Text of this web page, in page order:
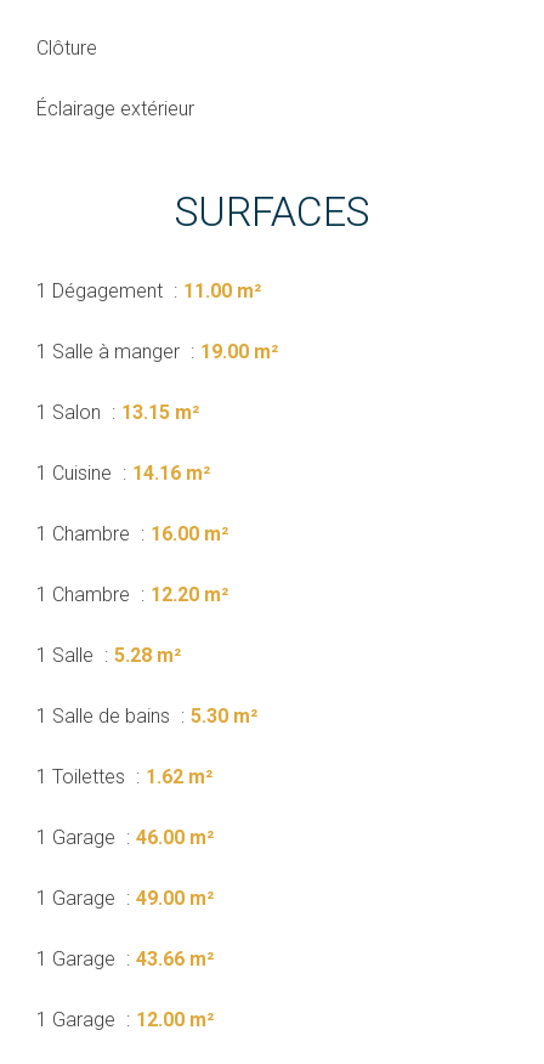
Clôture
Éclairage extérieur
SURFACES
1 Dégagement 11.00 m²
1 Salle à manger 19.00 m²
1 Salon 13.15 m²
1 Cuisine 14.16 m²
1 Chambre 16.00 m²
1 Chambre 12.20 m²
1 Salle 5.28 m²
1 Salle de bains 5.30 m²
1 Toilettes 1.62 m²
1 Garage 46.00 m²
1 Garage 49.00 m²
1 Garage 43.66 m²
1 Garage 12.00 m²